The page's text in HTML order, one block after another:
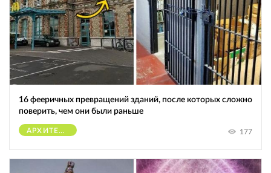
16 фееричных превращений зданий, после которых сложно
поверить, чем они были раньше
АРХИТЕКТУРА 177